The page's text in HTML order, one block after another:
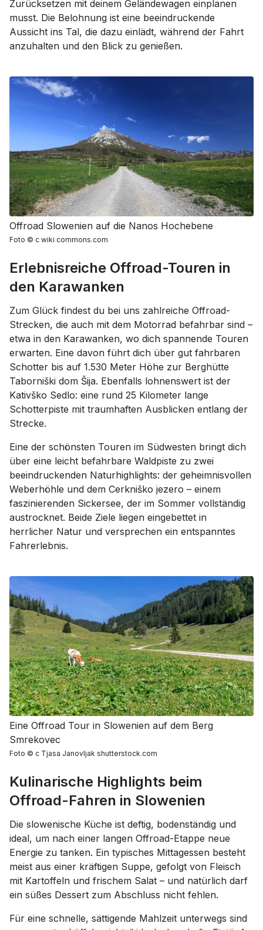
Zurücksetzen mit deinem Geländewagen einplanen
musst. Die Belohnung ist eine beeindruckende
Aussicht ins Tal, die dazu einlädt, während der Fahrt
anzuhalten und den Blick zu genießen.
Offroad Slowenien auf die Nanos Hochebene
Foto © c wiki commons.com
Erlebnisreiche Offroad-Touren in
den Karawanken
Zum Glück findest du bei uns zahlreiche Offroad-
Strecken, die auch mit dem Motorrad befahrbar sind –
etwa in den Karawanken, wo dich spannende Touren
erwarten. Eine davon führt dich über gut fahrbaren
Schotter bis auf 1.530 Meter Höhe zur Berghütte
Taborniški dom Šija. Ebenfalls lohnenswert ist der
Kativško Sedlo: eine rund 25 Kilometer lange
Schotterpiste mit traumhaften Ausblicken entlang der
Strecke.
Eine der schönsten Touren im Südwesten bringt dich
über eine leicht befahrbare Waldpiste zu zwei
beeindruckenden Naturhighlights: der geheimnisvollen
Weberhöhle und dem Cerkniško jezero – einem
faszinierenden Sickersee, der im Sommer vollständig
austrocknet. Beide Ziele liegen eingebettet in
herrlicher Natur und versprechen ein entspanntes
Fahrerlebnis.
Eine Offroad Tour in Slowenien auf dem Berg
Smrekovec
Foto © c Tjasa Janovljak shutterstock.com
Kulinarische Highlights beim
Offroad-Fahren in Slowenien
Die slowenische Küche ist deftig, bodenständig und
ideal, um nach einer langen Offroad-Etappe neue
Energie zu tanken. Ein typisches Mittagessen besteht
meist aus einer kräftigen Suppe, gefolgt von Fleisch
mit Kartoffeln und frischem Salat – und natürlich darf
ein süßes Dessert zum Abschluss nicht fehlen.
Für eine schnelle, sättigende Mahlzeit unterwegs sind